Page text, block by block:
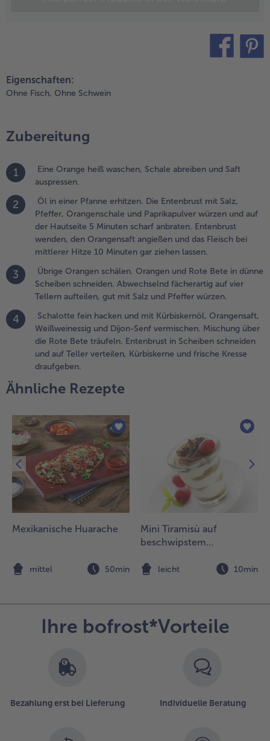
und
vier
gut
Salz und
fein
und
träufeln.
in
und
Teller
Eigenschaften:
Ohne Fisch, Ohne Schwein
Zubereitung
1
Eine Orange heiß waschen, Schale abreiben und Saft
auspressen.
2
Öl in einer Pfanne erhitzen. Die Entenbrust mit Salz,
Pfeffer, Orangenschale und Paprikapulver würzen und auf
der Hautseite 5 Minuten scharf anbraten. Entenbrust
wenden, den Orangensaft angießen und das Fleisch bei
mittlerer Hitze 10 Minuten gar ziehen lassen.
3
Übrige Orangen schälen. Orangen und Rote Bete in dünne
Scheiben schneiden. Abwechselnd fächerartig auf vier
Tellern aufteilen, gut mit Salz und Pfeffer würzen.
4
Schalotte fein hacken und mit Kürbiskernöl, Orangensaft,
Weißweinessig und Dijon-Senf vermischen. Mischung über
die Rote Bete träufeln. Entenbrust in Scheiben schneiden
und auf Teller verteilen, Kürbiskerne und frische Kresse
draufgeben.
Ähnliche Rezepte
Mexikanische Huarache
mittel 50min
Mini Tiramisù auf
beschwipstem
leicht 10min
Ihre bofrost*Vorteile
Bezahlung erst bei Lieferung Individuelle Beratung